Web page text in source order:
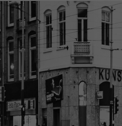
Nieuwstraat 35
2312 KA Leiden
+31(0)71 – 52 84 480
info@kunsthuisleiden.nl
Lees meer